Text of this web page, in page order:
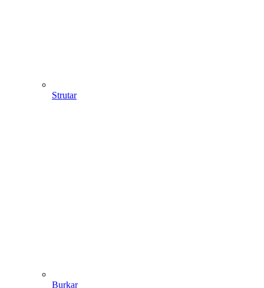
Strutar
Burkar